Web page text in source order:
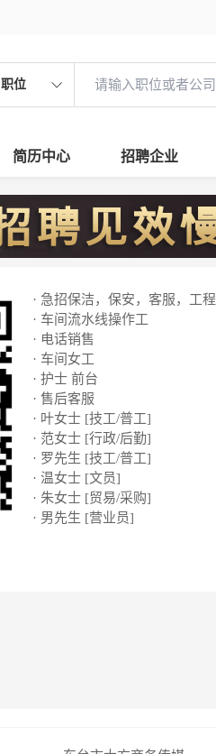
职位
简历中心 招聘企业
· 急招保洁，保安，客服，工程
· 车间流水线操作工
· 电话销售
· 车间女工
· 护士 前台
· 售后客服
· 叶女士 [技工/普工]
· 范女士 [行政/后勤]
· 罗先生 [技工/普工]
· 温女士 [文员]
· 朱女士 [贸易/采购]
· 男先生 [营业员]